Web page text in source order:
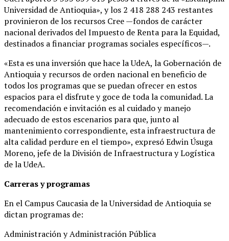
Universidad de Antioquia», y los 2 418 288 243 restantes
provinieron de los recursos Cree —fondos de carácter
nacional derivados del Impuesto de Renta para la Equidad,
destinados a financiar programas sociales específicos—.
«Esta es una inversión que hace la UdeA, la Gobernación de
Antioquia y recursos de orden nacional en beneficio de
todos los programas que se puedan ofrecer en estos
espacios para el disfrute y goce de toda la comunidad. La
recomendación e invitación es al cuidado y manejo
adecuado de estos escenarios para que, junto al
mantenimiento correspondiente, esta infraestructura de
alta calidad perdure en el tiempo», expresó Edwin Úsuga
Moreno, jefe de la División de Infraestructura y Logística
de la UdeA.
Carreras y programas
En el Campus Caucasia de la Universidad de Antioquia se
dictan programas de:
Administración y Administración Pública